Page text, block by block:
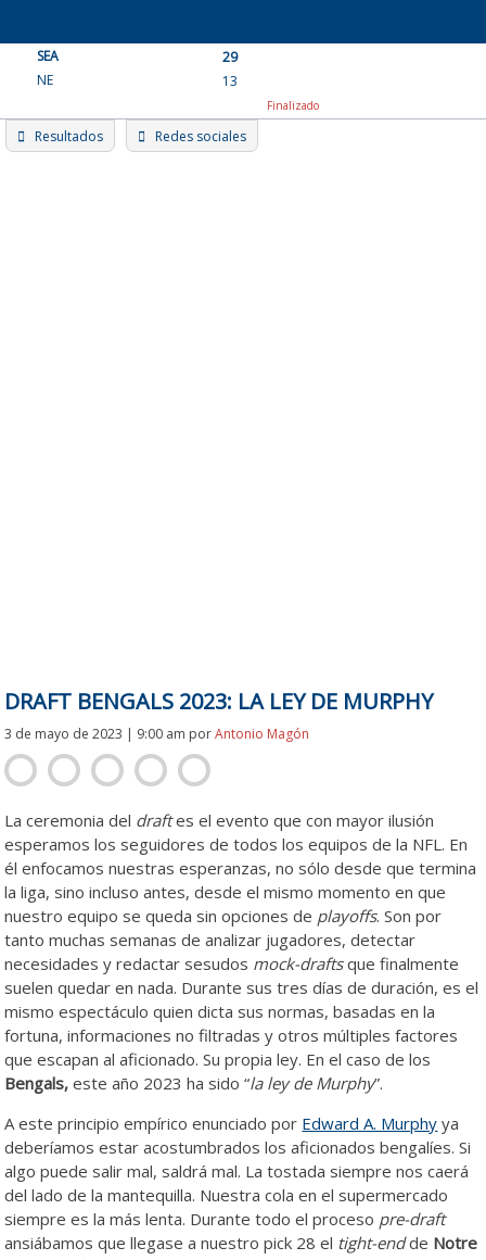
content
SEA
29
NE
13
Finalizado
Resultados Redes sociales
DRAFT BENGALS 2023: LA LEY DE MURPHY
3 de mayo de 2023 | 9:00 am porAntonio Magón
La ceremonia del draftes el evento que con mayor ilusión
esperamos los seguidores de todos los equipos de la NFL. En
él enfocamos nuestras esperanzas, no sólo desde que termina
la liga, sino incluso antes, desde el mismo momento en que
nuestro equipo se queda sin opciones de playoffs. Son por
tanto muchas semanas de analizar jugadores, detectar
necesidades y redactar sesudos mock-draftsque finalmente
suelen quedar en nada. Durante sus tres días de duración, es el
mismo espectáculo quien dicta sus normas, basadas en la
fortuna, informaciones no filtradas y otros múltiples factores
que escapan al aficionado. Su propia ley. En el caso de los
Bengals, este año 2023 ha sido “la ley de Murphy”.
A este principio empírico enunciado por Edward A. Murphy ya
deberíamos estar acostumbrados los aficionados bengalíes. Si
algo puede salir mal, saldrá mal. La tostada siempre nos caerá
del lado de la mantequilla. Nuestra cola en el supermercado
siempre es la más lenta. Durante todo el proceso pre-draft
ansiábamos que llegase a nuestro pick 28 el tight-endde Notre